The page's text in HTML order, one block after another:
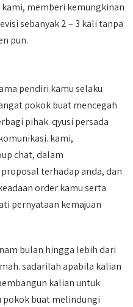
memberi kemungkinan
sebanyak 2 – 3 kali tanpa
pun.
pendiri kamu selaku
pokok buat mencegah
pihak. qyusi persada
kami,
chat, dalam
terhadap anda, dan
order kamu serta
pernyataan kemajuan
bulan hingga lebih dari
sadarilah apabila kalian
kalian untuk
pokok buat melindungi